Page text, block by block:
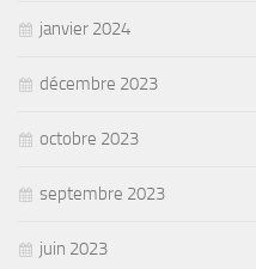
janvier 2024
décembre 2023
octobre 2023
septembre 2023
juin 2023